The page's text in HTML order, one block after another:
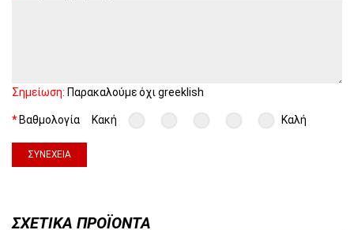
Σημείωση: Παρακαλούμε όχι greeklish
Βαθμολογία Κακή Καλή
ΣΥΝΈΧΕΙΑ
ΣΧΕΤΙΚΆ ΠΡΟΪΌΝΤΑ